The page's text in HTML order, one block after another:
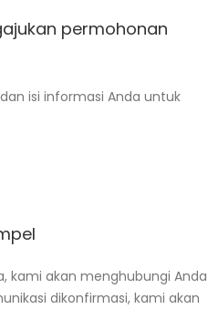
permohonan
isi informasi Anda untuk
kami akan menghubungi Anda
dikonfirmasi, kami akan